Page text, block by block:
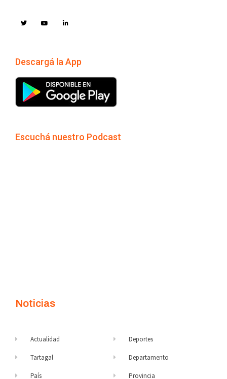
Descargá la App
Escuchá nuestro Podcast
Noticias
Actualidad
Tartagal
País
Deportes
Departamento
Provincia